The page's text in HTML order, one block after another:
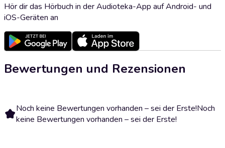
Hör dir das Hörbuch in der Audioteka-App auf Android- und
iOS-Geräten an
Bewertungen und Rezensionen
Noch keine Bewertungen vorhanden – sei der Erste!Noch
keine Bewertungen vorhanden – sei der Erste!